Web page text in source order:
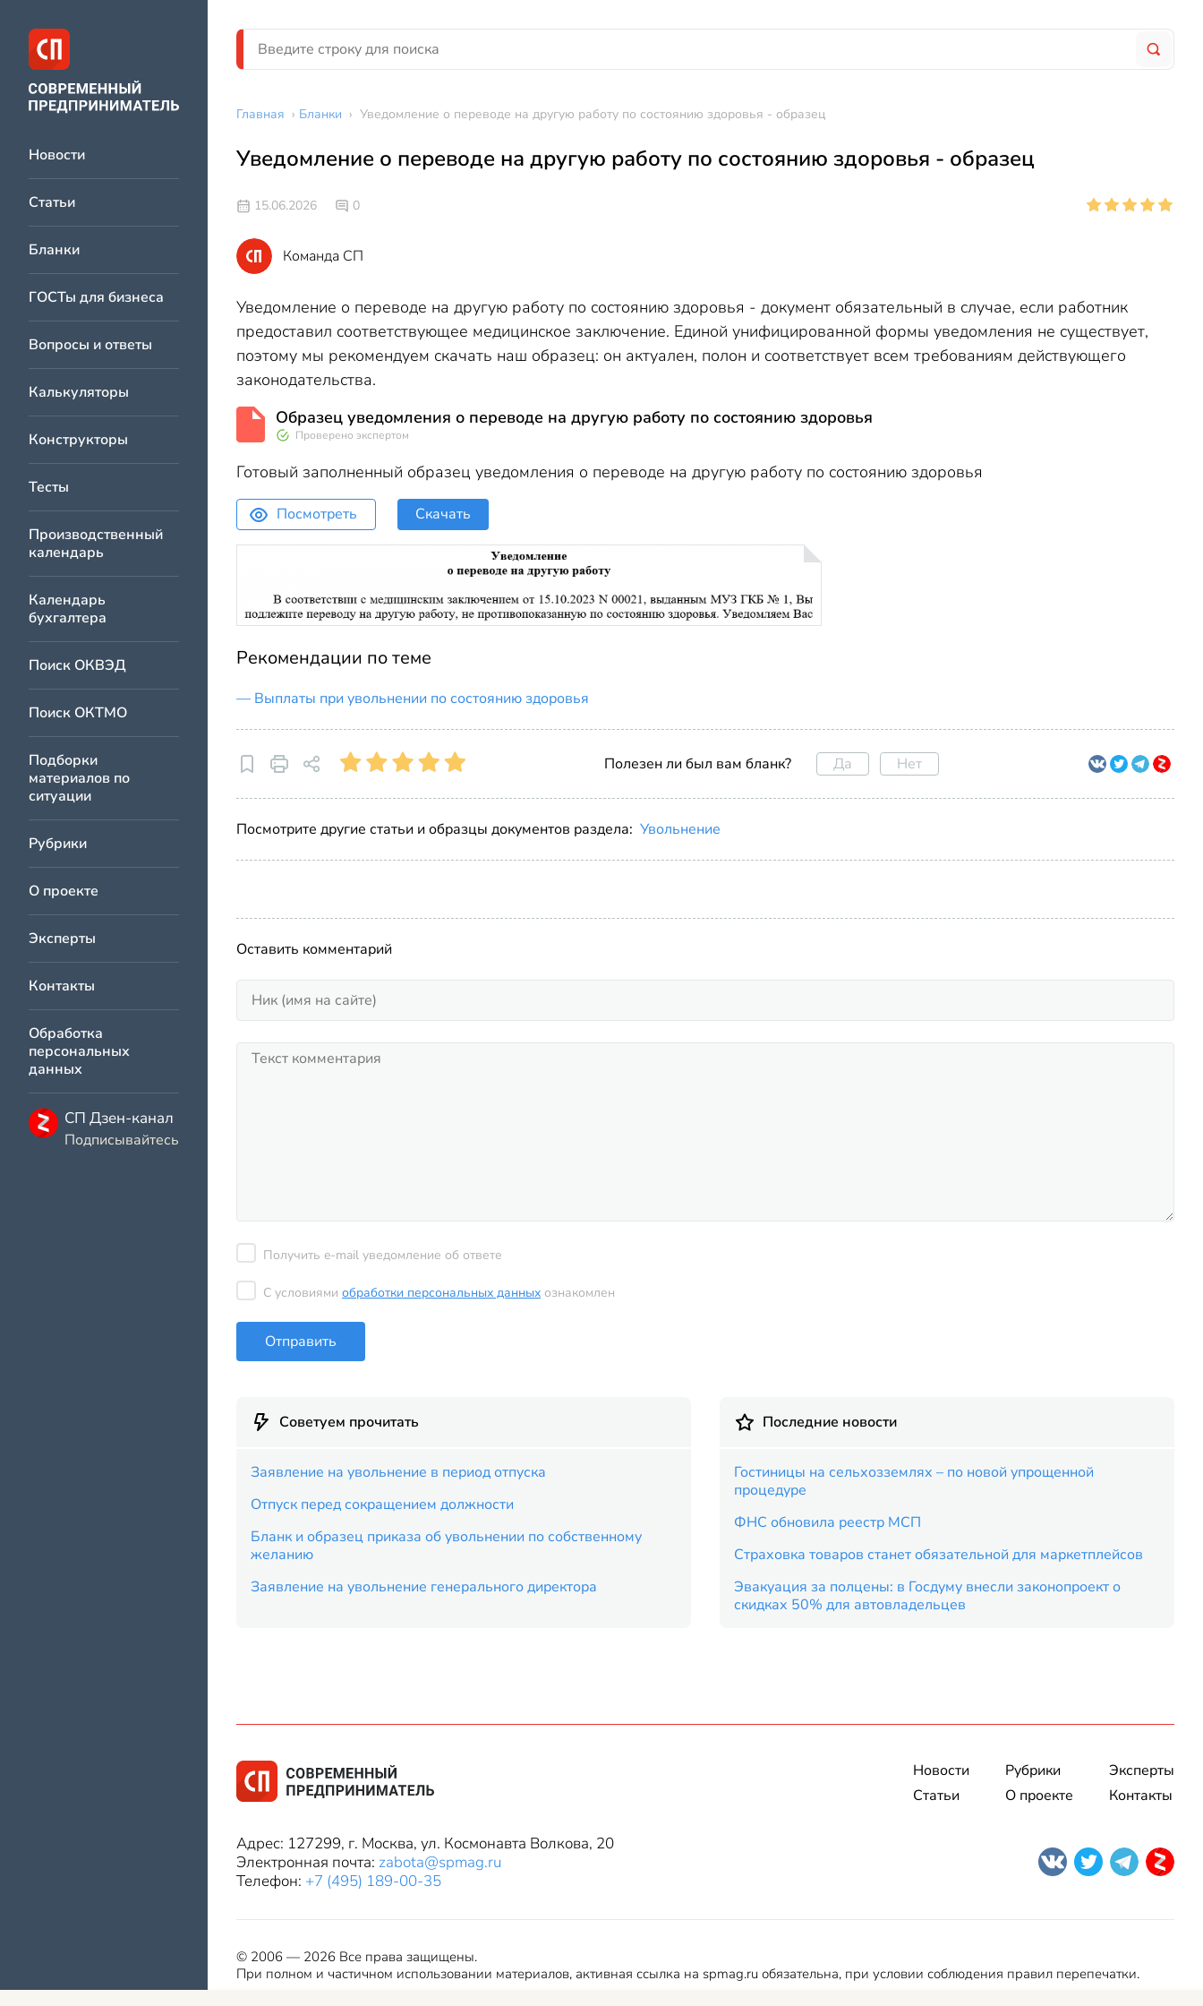
Новости
Статьи
Бланки
ГОСТы для бизнеса
Вопросы и ответы
Калькуляторы
Конструкторы
Тесты
Производственный
календарь
Календарь
бухгалтера
Поиск ОКВЭД
Поиск ОКТМО
Подборки
материалов по
ситуации
Рубрики
О проекте
Эксперты
Контакты
Обработка
персональных
данных
СП Дзен-канал
Подписывайтесь
Главная › Бланки › Уведомление о переводе на другую работу по состоянию здоровья - образец
Уведомление о переводе на другую работу по состоянию здоровья - образец
15.06.2026 0
Команда СП
Уведомление о переводе на другую работу по состоянию здоровья - документ обязательный в случае, если работник
предоставил соответствующее медицинское заключение. Единой унифицированной формы уведомления не существует,
поэтому мы рекомендуем скачать наш образец: он актуален, полон и соответствует всем требованиям действующего
законодательства.
Образец уведомления о переводе на другую работу по состоянию здоровья
Проверено экспертом
Готовый заполненный образец уведомления о переводе на другую работу по состоянию здоровья
Посмотреть Скачать
Рекомендации по теме
Выплаты при увольнении по состоянию здоровья
Полезен ли был вам бланк? Да Нет
Посмотрите другие статьи и образцы документов раздела: Увольнение
Оставить комментарий
Получить e-mail уведомление об ответе
С условиями обработки персональных данных ознакомлен
Отправить
Советуем прочитать
Заявление на увольнение в период отпуска
Отпуск перед сокращением должности
Бланк и образец приказа об увольнении по собственному
желанию
Заявление на увольнение генерального директора
Последние новости
Гостиницы на сельхозземлях – по новой упрощенной
процедуре
ФНС обновила реестр МСП
Страховка товаров станет обязательной для маркетплейсов
Эвакуация за полцены: в Госдуму внесли законопроект о
скидках 50% для автовладельцев
Новости
Статьи
Рубрики
О проекте
Эксперты
Контакты
Адрес: 127299, г. Москва, ул. Космонавта Волкова, 20
Электронная почта: zabota@spmag.ru
Телефон: +7 (495) 189-00-35
© 2006 — 2026 Все права защищены.
При полном и частичном использовании материалов, активная ссылка на spmag.ru обязательна, при условии соблюдения правил перепечатки.